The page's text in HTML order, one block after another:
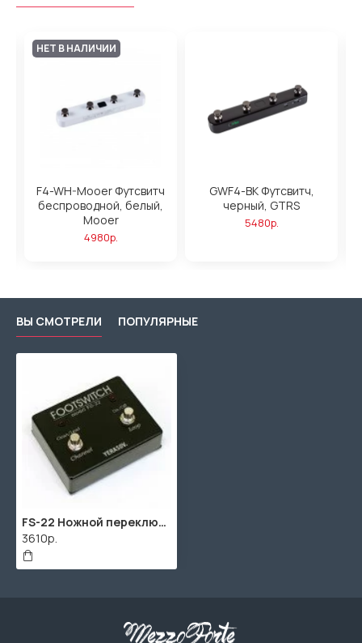
НЕТ В НАЛИЧИИ
F4-WH-Mooer Футсвитч
беспроводной, белый,
Mooer
4980р.
GWF4-BK Футсвитч,
черный, GTRS
5480р.
ВЫ СМОТРЕЛИ ПОПУЛЯРНЫЕ
FS-22 Ножной переключатель (кабель в комплекте), Yerasov
3610р.